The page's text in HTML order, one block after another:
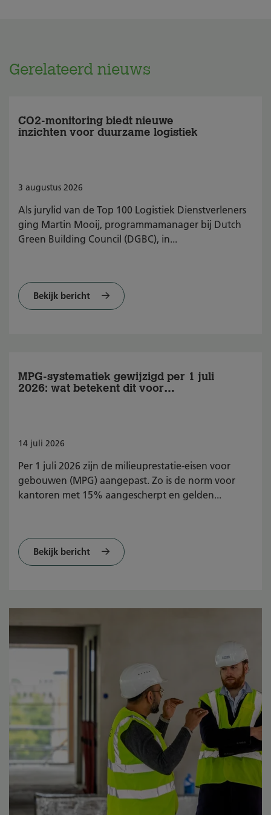
Gerelateerd nieuws
CO2-monitoring biedt nieuwe
inzichten voor duurzame logistiek
3 augustus 2026
Als jurylid van de Top 100 Logistiek Dienstverleners
ging Martin Mooij, programmamanager bij Dutch
Green Building Council (DGBC), in...
Bekijk bericht
MPG-systematiek gewijzigd per 1 juli
2026: wat betekent dit voor
14 juli 2026
Per 1 juli 2026 zijn de milieuprestatie-eisen voor
gebouwen (MPG) aangepast. Zo is de norm voor
kantoren met 15% aangescherpt en gelden...
Bekijk bericht